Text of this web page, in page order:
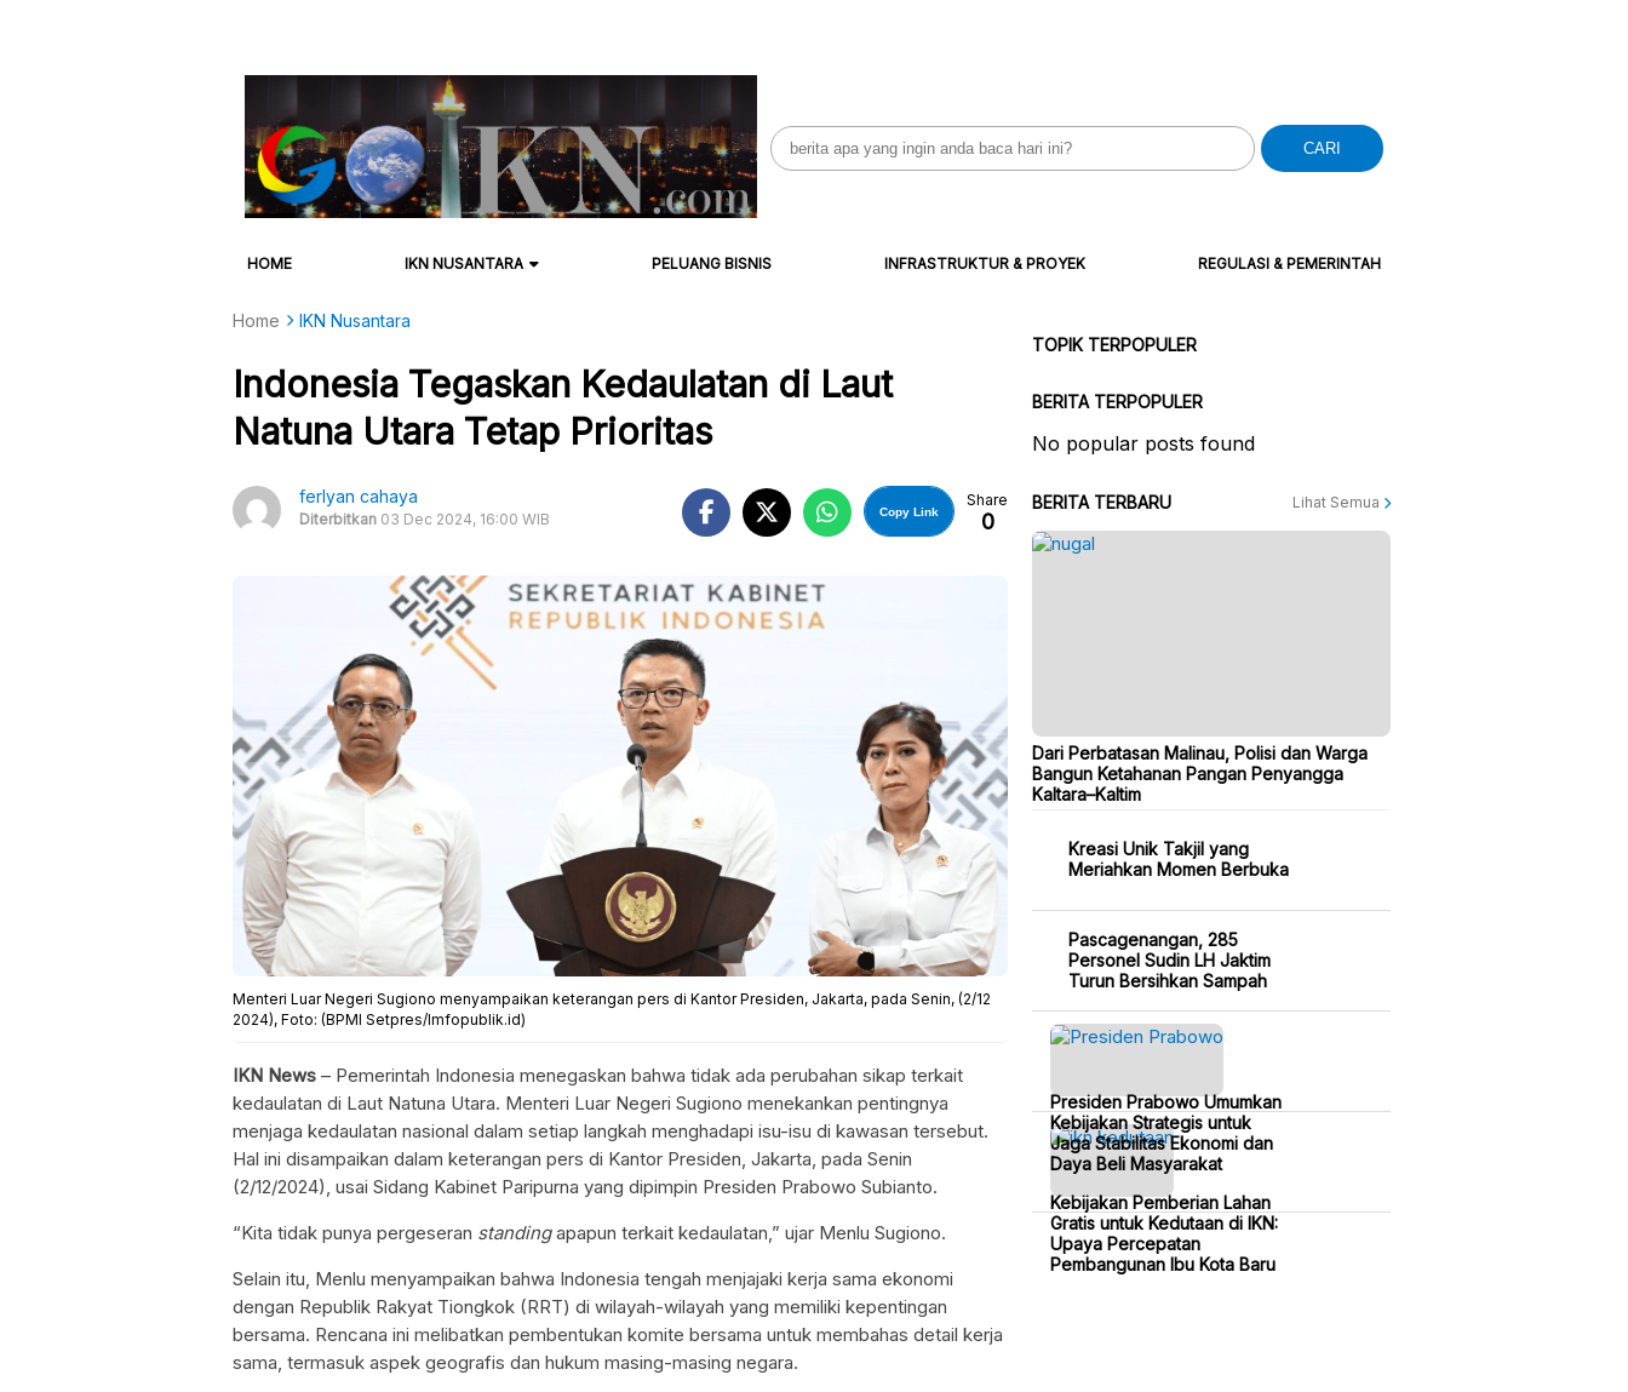
Search
for:
CARI
HOME IKN NUSANTARA PELUANG BISNIS INFRASTRUKTUR & PROYEK REGULASI & PEMERINTAH
Home IKN Nusantara
Indonesia Tegaskan Kedaulatan di Laut
Natuna Utara Tetap Prioritas
ferlyan cahaya
Diterbitkan 03 Dec 2024, 16:00 WIB Copy Link
Share
0
Menteri Luar Negeri Sugiono menyampaikan keterangan pers di Kantor Presiden, Jakarta, pada Senin, (2/12
2024), Foto: (BPMI Setpres/Imfopublik.id)
IKN News – Pemerintah Indonesia menegaskan bahwa tidak ada perubahan sikap terkait
kedaulatan di Laut Natuna Utara. Menteri Luar Negeri Sugiono menekankan pentingnya
menjaga kedaulatan nasional dalam setiap langkah menghadapi isu-isu di kawasan tersebut.
Hal ini disampaikan dalam keterangan pers di Kantor Presiden, Jakarta, pada Senin
(2/12/2024), usai Sidang Kabinet Paripurna yang dipimpin Presiden Prabowo Subianto.
“Kita tidak punya pergeseran standingapapun terkait kedaulatan,” ujar Menlu Sugiono.
Selain itu, Menlu menyampaikan bahwa Indonesia tengah menjajaki kerja sama ekonomi
dengan Republik Rakyat Tiongkok (RRT) di wilayah-wilayah yang memiliki kepentingan
bersama. Rencana ini melibatkan pembentukan komite bersama untuk membahas detail kerja
sama, termasuk aspek geografis dan hukum masing-masing negara.
TOPIK TERPOPULER
BERITA TERPOPULER
No popular posts found
BERITA TERBARU Lihat Semua
Dari Perbatasan Malinau, Polisi dan Warga
Bangun Ketahanan Pangan Penyangga
Kaltara–Kaltim
Kreasi Unik Takjil yang
Meriahkan Momen Berbuka
Pascagenangan, 285
Personel Sudin LH Jaktim
Turun Bersihkan Sampah
Presiden Prabowo Umumkan
Kebijakan Strategis untuk
Jaga Stabilitas Ekonomi dan
Daya Beli Masyarakat
Kebijakan Pemberian Lahan
Gratis untuk Kedutaan di IKN:
Upaya Percepatan
Pembangunan Ibu Kota Baru